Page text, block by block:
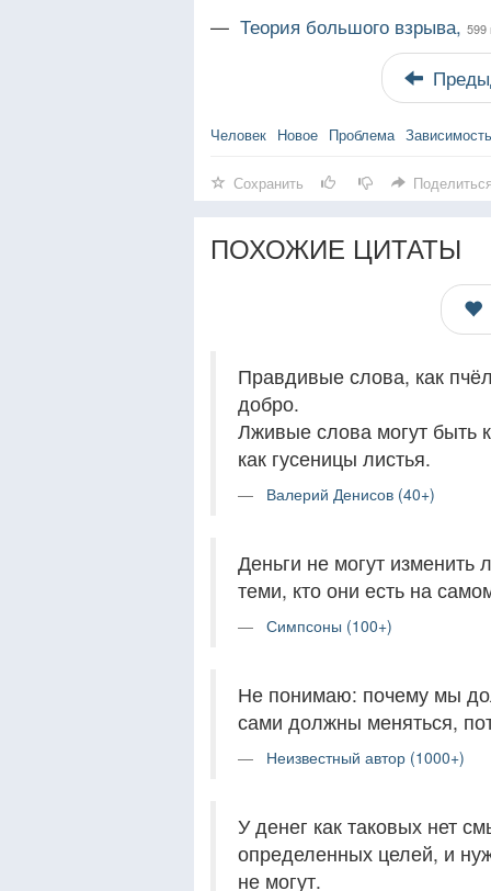
— Теория большого взрыва, 599
Человек Новое Проблема Зависимость
Сохранить Поделиться
ПОХОЖИЕ ЦИТАТЫ
Правдивые слова, как
добро.
Лживые слова могут быть
как гусеницы листья.
Валерий Денисов (40+)
Деньги не могут
теми, кто они есть на
Симпсоны (100+)
Не понимаю: почему мы
сами должны меняться,
Неизвестный автор (1000+)
У денег как таковых нет
определенных целей, и
не могут.